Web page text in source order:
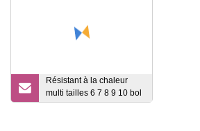
Résistant à la chaleur
multi tailles 6 7 8 9 10 bol
alimentaire en verre